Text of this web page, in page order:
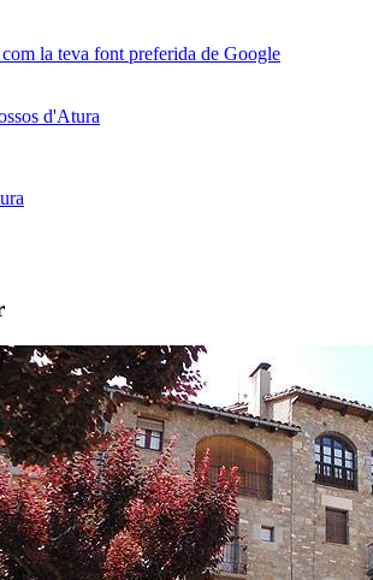
la teva font preferida de Google
d'Atura